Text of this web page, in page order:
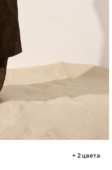
+ 2 цвета